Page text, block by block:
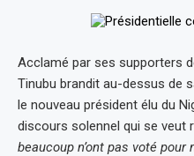
Acclamé par ses supporters
Tinubu brandit au-dessus de
le nouveau président élu du
discours solennel qui se veut
beaucoup n’ont pas voté pour